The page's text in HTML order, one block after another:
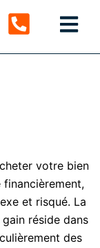
:
les
votre bien
et risqué. La
réside dans
des